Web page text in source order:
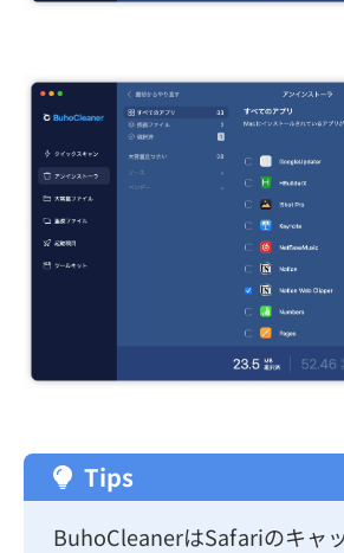
Tips
BuhoCleanerはSafariのキャ